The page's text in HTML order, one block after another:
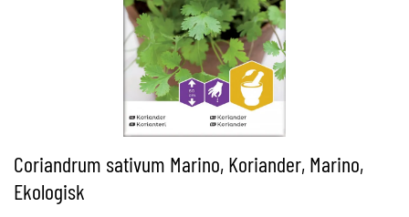
Coriandrum sativum Marino, Koriander, Marino,
Ekologisk